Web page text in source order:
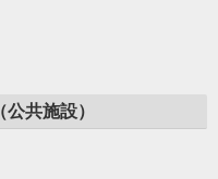
共施設）